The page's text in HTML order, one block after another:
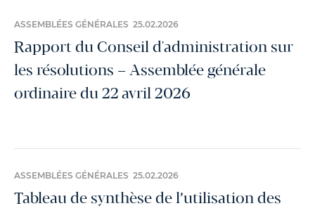
ASSEMBLÉES GÉNÉRALES 25.02.2026
Rapport du Conseil d'administration sur
les résolutions – Assemblée générale
ordinaire du 22 avril 2026
ASSEMBLÉES GÉNÉRALES 25.02.2026
Tableau de synthèse de l’utilisation des